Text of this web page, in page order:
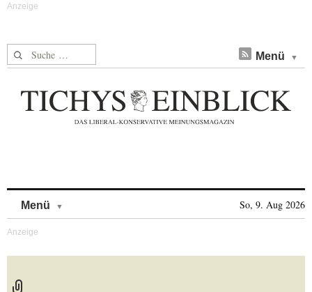
Suche nach: Menü
Menü So, 9. Aug 2026